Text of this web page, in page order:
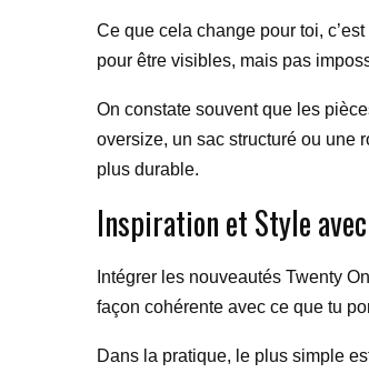
Ce que cela change pour toi,
pour être visibles, mais pas
On constate souvent que les
oversize, un sac structuré ou une
plus durable.
Inspiration et Style
Intégrer les nouveautés Twenty
façon cohérente avec ce que tu
Dans la pratique, le plus simple